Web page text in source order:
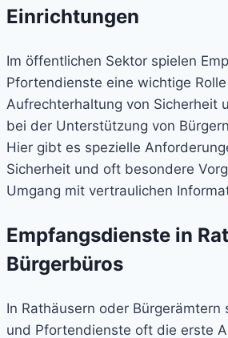
Einrichtungen
Im öffentlichen Sektor spielen
Pfortendienste eine wichtige
Aufrechterhaltung von Sicherheit
bei der Unterstützung von
Hier gibt es spezielle
Sicherheit und oft besondere
Umgang mit vertraulichen
Empfangsdienste in
Bürgerbüros
In Rathäusern oder Bürgerämtern
und Pfortendienste oft die erste